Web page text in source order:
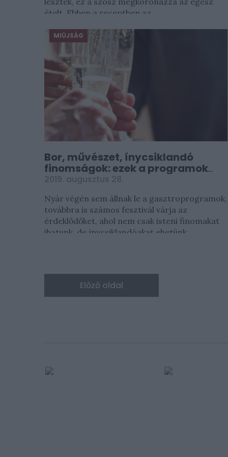
ételt. Ebben a receptben az...
MIÚJSÁG
Bor, művészet, ínycsiklandó
finomságok: ezek a programok
várnak a héten
2019. augusztus 28.
Nyár végén sem állnak le a gasztroprogramok,
továbbra is számos fesztivál várja az
érdeklődőket, ahol nem csak isteni finomakat
ihatunk, de ínycsiklandóakat ehetünk...
Előző oldal